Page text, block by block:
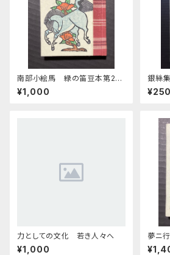
南部小絵馬 緑の笛豆本第28
期第111集
¥1,000
銀絲
一
力としての文化 若き人々へ
¥1,000
夢ニ
緑の